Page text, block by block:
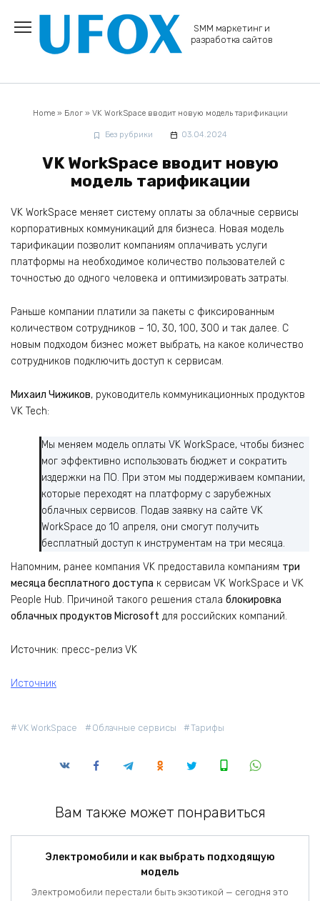
содержанию
SMM маркетинг и
разработка сайтов
Home» Блог» VK WorkSpace вводит новую модель тарификации
Без рубрики 03.04.2024
VK WorkSpace вводит новую
модель тарификации
VK WorkSpace меняет систему оплаты за облачные сервисы
корпоративных коммуникаций для бизнеса. Новая модель
тарификации позволит компаниям оплачивать услуги
платформы на необходимое количество пользователей с
точностью до одного человека и оптимизировать затраты.
Раньше компании платили за пакеты с фиксированным
количеством сотрудников – 10, 30, 100, 300 и так далее. С
новым подходом бизнес может выбрать, на какое количество
сотрудников подключить доступ к сервисам.
Михаил Чижиков, руководитель коммуникационных продуктов
VK Tech:
Мы меняем модель оплаты VK WorkSpace, чтобы бизнес
мог эффективно использовать бюджет и сократить
издержки на ПО. При этом мы поддерживаем компании,
которые переходят на платформу с зарубежных
облачных сервисов. Подав заявку на сайте VK
WorkSpace до 10 апреля, они смогут получить
бесплатный доступ к инструментам на три месяца.
Напомним, ранее компания VK предоставила компаниям три
месяца бесплатного доступа к сервисам VK WorkSpace и VK
People Hub. Причиной такого решения стала блокировка
облачных продуктов Microsoft для российских компаний.
Источник: пресс-релиз VK
Источник
VK WorkSpace Облачные сервисы Тарифы
Вам также может понравиться
Электромобили и как выбрать подходящую
модель
Электромобили перестали быть экзотикой — сегодня это